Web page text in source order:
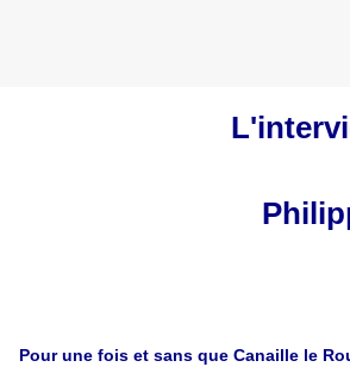
Pour une fois et sans que Canaille le